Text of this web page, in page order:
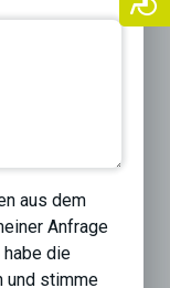
aus dem
Anfrage
habe die
und stimme